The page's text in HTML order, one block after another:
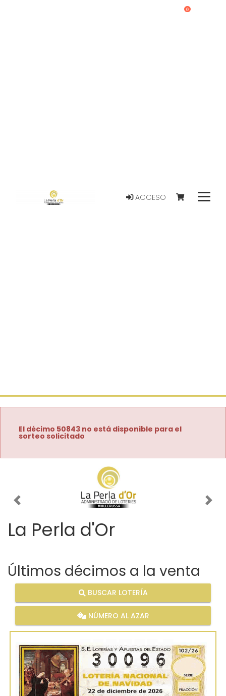
ACCESO
0
El décimo 50843 no está disponible para el
sorteo solicitado
Imagen anterior
La Perla d'Or
Últimos décimos a la venta
BUSCAR LOTERÍA
NÚMERO AL AZAR